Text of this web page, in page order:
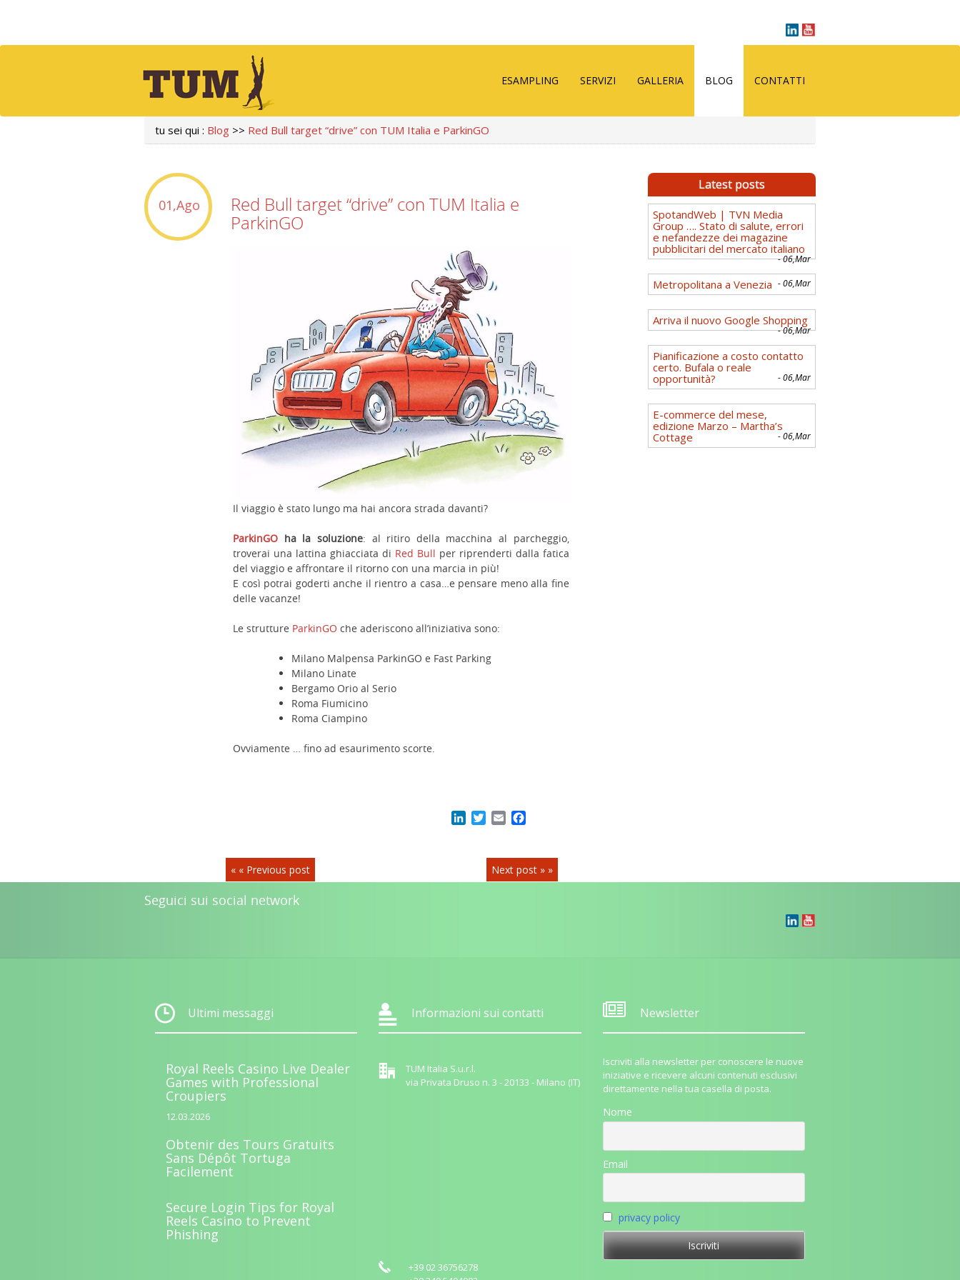
ESAMPLING SERVIZI GALLERIA BLOG CONTATTI
tu sei qui : Blog >> Red Bull target “drive” con TUM Italia e ParkinGO
01,Ago
Red Bull target “drive” con TUM Italia e
ParkinGO
Il viaggio è stato lungo ma hai ancora strada davanti?
ParkinGO ha la soluzione: al ritiro della macchina al parcheggio,
troverai una lattina ghiacciata di Red Bull per riprenderti dalla fatica
del viaggio e affrontare il ritorno con una marcia in più!
E così potrai goderti anche il rientro a casa…e pensare meno alla fine
delle vacanze!
Le strutture ParkinGO che aderiscono all’iniziativa sono:
Milano Malpensa ParkinGO e Fast Parking
Milano Linate
Bergamo Orio al Serio
Roma Fiumicino
Roma Ciampino
Ovviamente … fino ad esaurimento scorte.
LinkedInTwitter
Email
« « Previous post Next post » »
Latest posts
SpotandWeb | TVN Media
Group …. Stato di salute, errori
e nefandezze dei magazine
pubblicitari del mercato italiano
- 06,Mar
Metropolitana a Venezia - 06,Mar
Arriva il nuovo Google Shopping
- 06,Mar
Pianificazione a costo contatto
certo. Bufala o reale
opportunità?
- 06,Mar
E-commerce del mese,
edizione Marzo – Martha’s
Cottage
- 06,Mar
Seguici sui social network
Ultimi messaggi
Royal Reels Casino Live Dealer
Games with Professional
Croupiers
12.03.2026
Obtenir des Tours Gratuits
Sans Dépôt Tortuga
Facilement
Secure Login Tips for Royal
Reels Casino to Prevent
Phishing
Informazioni sui contatti
TUM Italia S.u.r.l.
via Privata Druso n. 3 - 20133 - Milano (IT)
+39 02 36756278
Newsletter
Iscriviti alla newsletter per conoscere le nuove
iniziative e ricevere alcuni contenuti esclusivi
direttamente nella tua casella di posta.
Nome
Email
privacy policy